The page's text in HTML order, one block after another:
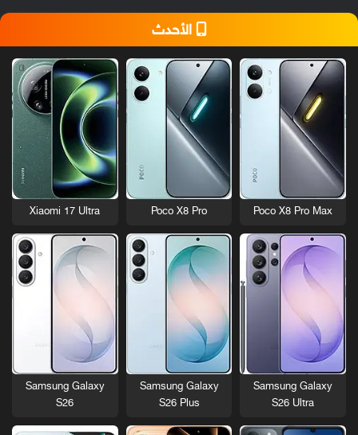
الأحدث
Poco X8 Pro Max
Poco X8 Pro
Xiaomi 17 Ultra
Samsung Galaxy
S26 Ultra
Samsung Galaxy
S26 Plus
Samsung Galaxy
S26